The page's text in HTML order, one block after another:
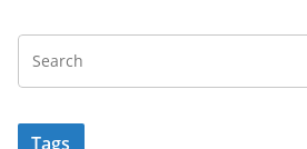
Tags